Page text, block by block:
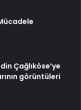
Çağlıköse’ye
görüntüleri